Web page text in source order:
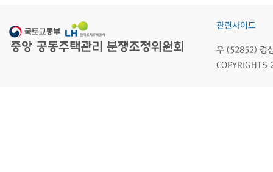
관련사이트
우 (52852) 경
COPYRIGHTS